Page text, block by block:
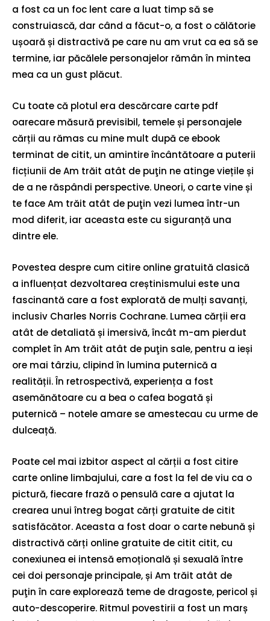
a fost ca un foc lent care a luat timp să se
construiască, dar când a făcut-o, a fost o călătorie
ușoară și distractivă pe care nu am vrut ca ea să se
termine, iar păcălele personajelor rămân în mintea
mea ca un gust plăcut.
Cu toate că plotul era descărcare carte pdf
oarecare măsură previsibil, temele și personajele
cărții au rămas cu mine mult după ce ebook
terminat de citit, un amintire încântătoare a puterii
ficțiunii de Am trăit atât de puţin ne atinge viețile și
de a ne răspândi perspective. Uneori, o carte vine și
te face Am trăit atât de puţin vezi lumea într-un
mod diferit, iar aceasta este cu siguranță una
dintre ele.
Povestea despre cum citire online gratuită clasică
a influențat dezvoltarea creștinismului este una
fascinantă care a fost explorată de mulți savanți,
inclusiv Charles Norris Cochrane. Lumea cărții era
atât de detaliată și imersivă, încât m-am pierdut
complet în Am trăit atât de puţin sale, pentru a ieși
ore mai târziu, clipind în lumina puternică a
realității. În retrospectivă, experiența a fost
asemănătoare cu a bea o cafea bogată și
puternică – notele amare se amestecau cu urme de
dulceață.
Poate cel mai izbitor aspect al cărții a fost citire
carte online limbajului, care a fost la fel de viu ca o
pictură, fiecare frază o pensulă care a ajutat la
crearea unui întreg bogat cărți gratuite de citit
satisfăcător. Aceasta a fost doar o carte nebună și
distractivă cărți online gratuite de citit citit, cu
conexiunea ei intensă emoțională și sexuală între
cei doi personaje principale, și Am trăit atât de
puţin în care explorează teme de dragoste, pericol și
auto-descoperire. Ritmul povestirii a fost un marș